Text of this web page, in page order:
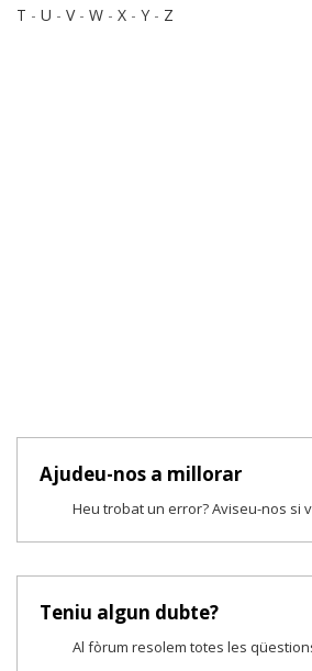
T - U - V- W - X - Y - Z
Ajudeu-nos a millorar
Heu trobat un error? Aviseu-nos si
Teniu algun dubte?
Al fòrum resolem totes les